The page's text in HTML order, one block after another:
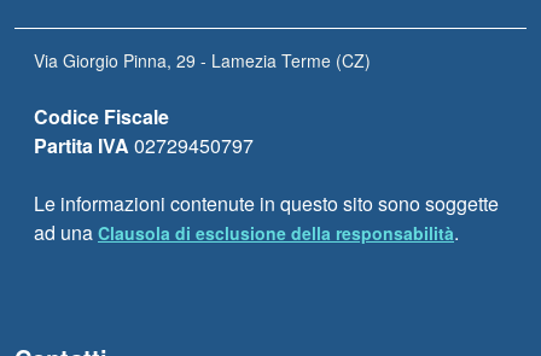
Via Giorgio Pinna, 29 - Lamezia Terme (CZ)
Codice Fiscale
Partita IVA 02729450797
Le informazioni contenute in questo sito sono soggette
ad una Clausola di esclusione della responsabilità.